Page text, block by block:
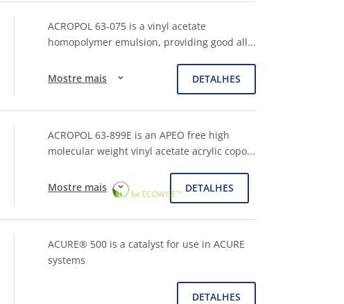
ACROPOL 63-075 is a vinyl acetate
homopolymer emulsion, providing good all...
Mostre mais DETALHES
ACROPOL 63-899E is an APEO free high
molecular weight vinyl acetate acrylic copo...
Mostre mais DETALHES
ECOWISE™
CHOICE
ACURE® 500 is a catalyst for use in ACURE
systems
DETALHES